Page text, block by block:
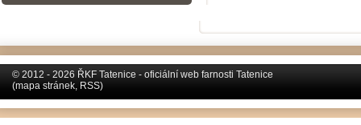
© 2012 - 2026 ŘKF Tatenice - oficiální web farnosti Tatenice
(mapa stránek, RSS)